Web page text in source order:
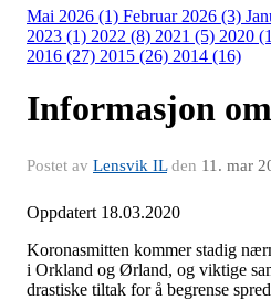
Mai 2026 (1) Februar 2026 (3)
2023 (1) 2022 (8) 2021 (5) 2020
2016 (27) 2015 (26) 2014 (16)
Informasjon
Postet av Lensvik ILden 11. mar
Oppdatert 18.03.2020
Koronasmitten kommer stadig
i Orkland og Ørland, og viktige
drastiske tiltak for å begrense